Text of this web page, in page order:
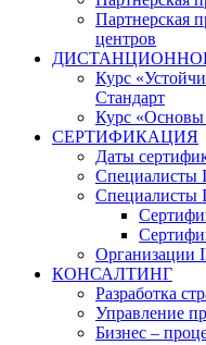
Партнерская
центров
Курс
Стандарт
Курс «Основы
СЕРТИФИКАЦИЯ
Даты
Специалисты
Специалисты
Организации
КОНСАЛТИНГ
Разработка
Управление
Бизнес –